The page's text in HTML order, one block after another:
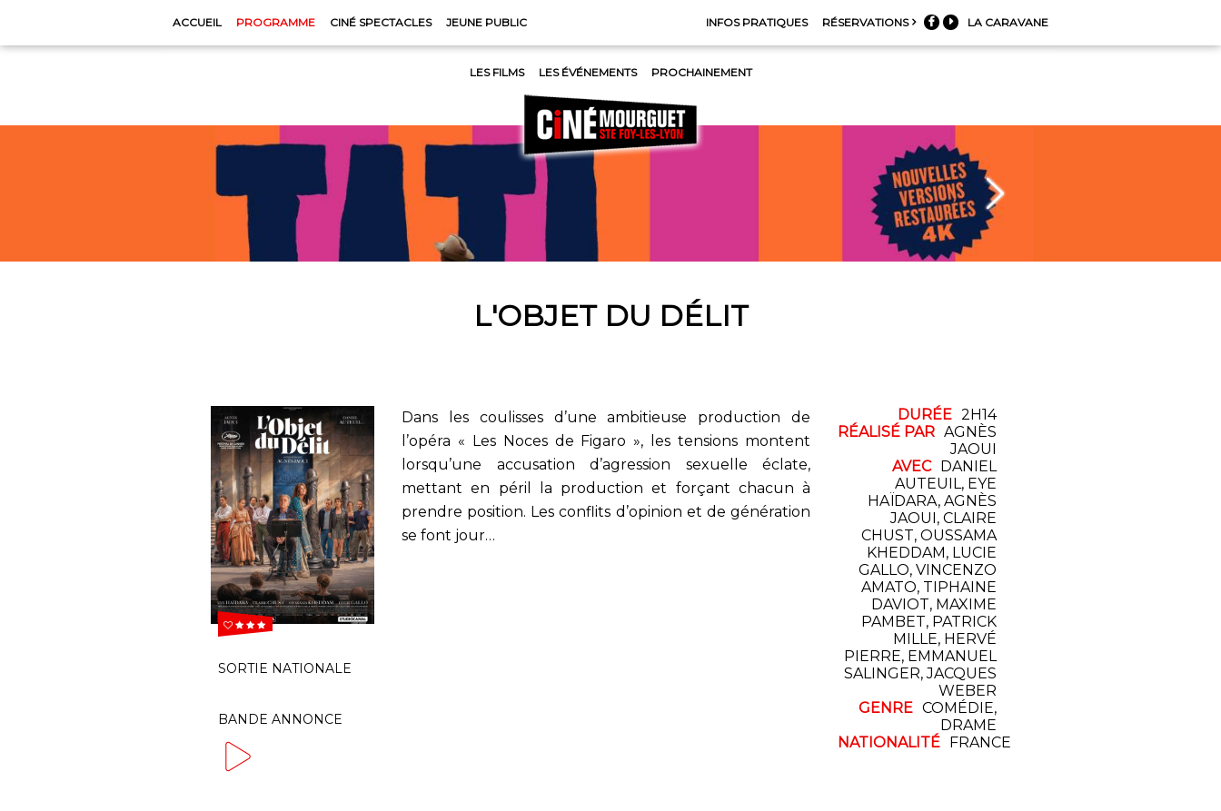
ACCUEIL PROGRAMME
LES FILMS LES ÉVÉNEMENTS PROCHAINEMENT
CINÉ SPECTACLES JEUNE PUBLIC INFOS PRATIQUES RÉSERVATIONS   LA CARAVANE
L'OBJET DU DÉLIT
   
SORTIE NATIONALE
BANDE ANNONCE
Dans les coulisses d’une ambitieuse production de
l’opéra « Les Noces de Figaro », les tensions montent
lorsqu’une accusation d’agression sexuelle éclate,
mettant en péril la production et forçant chacun à
prendre position. Les conflits d’opinion et de génération
se font jour…
DURÉE 2H14
RÉALISÉ PAR AGNÈS
JAOUI
AVEC DANIEL
AUTEUIL, EYE
HAÏDARA, AGNÈS
JAOUI, CLAIRE
CHUST, OUSSAMA
KHEDDAM, LUCIE
GALLO, VINCENZO
AMATO, TIPHAINE
DAVIOT, MAXIME
PAMBET, PATRICK
MILLE, HERVÉ
PIERRE, EMMANUEL
SALINGER, JACQUES
WEBER
GENRE COMÉDIE,
DRAME
NATIONALITÉ FRANCE